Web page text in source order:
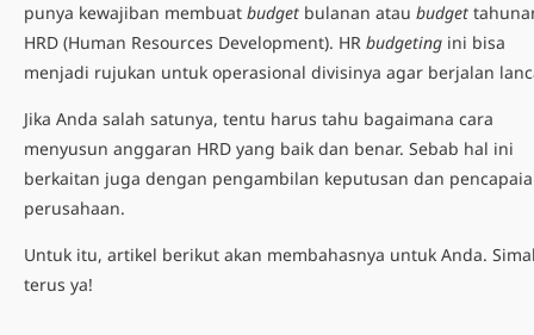
punya kewajiban membuat budget bulanan atau budget
HRD (Human Resources Development). HR budgeting ini bisa
menjadi rujukan untuk operasional divisinya agar berjalan
Jika Anda salah satunya, tentu harus tahu bagaimana cara
menyusun anggaran HRD yang baik dan benar. Sebab hal ini
berkaitan juga dengan pengambilan keputusan dan
perusahaan.
Untuk itu, artikel berikut akan membahasnya untuk Anda.
terus ya!